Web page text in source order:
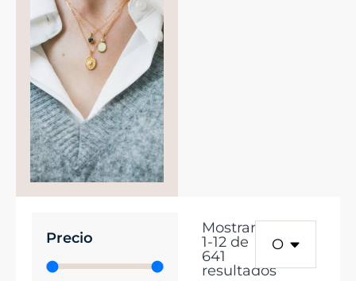
Precio
Mostrando
1-12de
641
resultados